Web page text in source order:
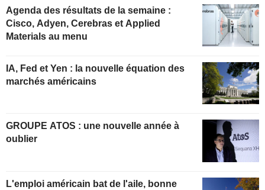
Agenda des résultats de la semaine :
Cisco, Adyen, Cerebras et Applied
Materials au menu
IA, Fed et Yen : la nouvelle équation des
marchés américains
GROUPE ATOS : une nouvelle année à
oublier
L'emploi américain bat de l'aile, bonne